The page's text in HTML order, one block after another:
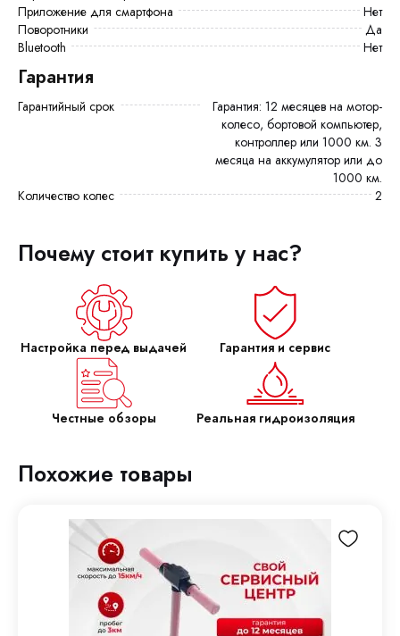
Приложение для смартфона
Нет
Поворотники
Да
Bluetooth
Нет
Гарантия
Гарантийный срок
Гарантия: 12 месяцев на мотор-
колесо, бортовой компьютер,
контроллер или 1000 км. 3
месяца на аккумулятор или до
1000 км.
Количество колес
2
Почему стоит купить у нас?
Настройка перед выдачей Гарантия и сервис
Честные обзоры Реальная гидроизоляция
Похожие товары